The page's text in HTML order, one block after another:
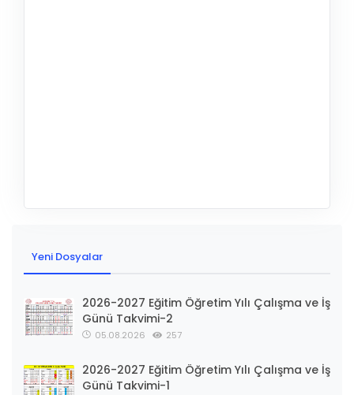
Yeni Dosyalar
2026-2027 Eğitim Öğretim Yılı Çalışma ve İş
Günü Takvimi-2
05.08.2026 257
2026-2027 Eğitim Öğretim Yılı Çalışma ve İş
Günü Takvimi-1